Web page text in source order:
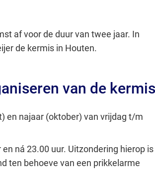
omlaag
te
de
toets
een
waarde
af voor de duur van twee jaar. In
de kermis in Houten.
van de kermis
en najaar (oktober) van vrijdag t/m
ná 23.00 uur. Uitzondering hierop is
ten behoeve van een prikkelarme